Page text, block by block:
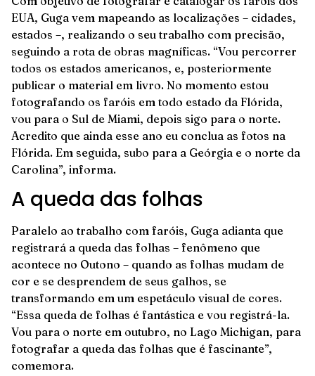
EUA, Guga vem mapeando as localizações – cidades,
estados –, realizando o seu trabalho com precisão,
seguindo a rota de obras magníficas. “Vou percorrer
todos os estados americanos, e, posteriormente
publicar o material em livro. No momento estou
fotografando os faróis em todo estado da Flórida,
vou para o Sul de Miami, depois sigo para o norte.
Acredito que ainda esse ano eu conclua as fotos na
Flórida. Em seguida, subo para a Geórgia e o norte da
Carolina”, informa.
A queda das folhas
Paralelo ao trabalho com faróis, Guga adianta que
registrará a queda das folhas – fenômeno que
acontece no Outono – quando as folhas mudam de
cor e se desprendem de seus galhos, se
transformando em um espetáculo visual de cores.
“Essa queda de folhas é fantástica e vou registrá-la.
Vou para o norte em outubro, no Lago Michigan, para
fotografar a queda das folhas que é fascinante”,
comemora.